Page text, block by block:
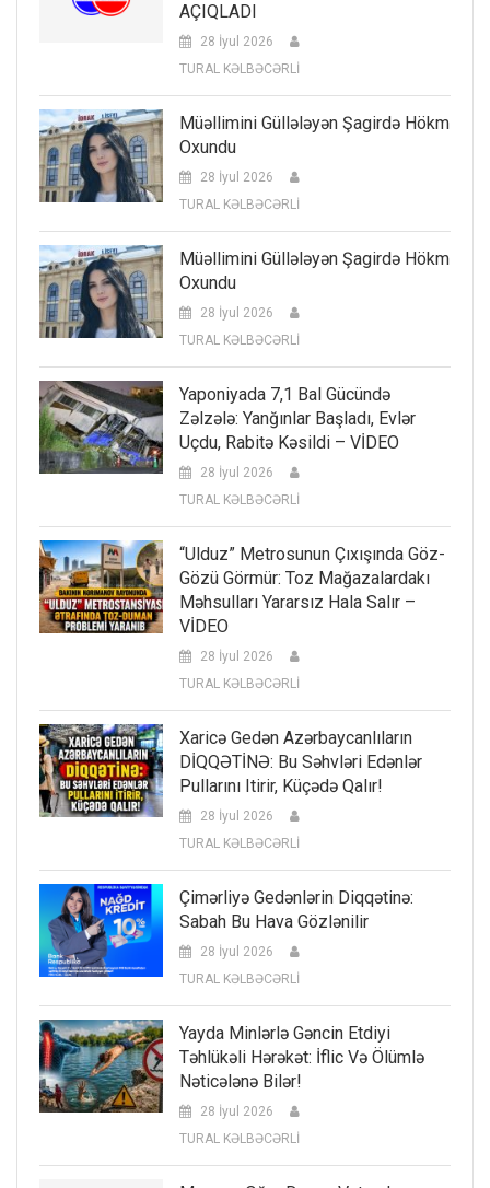
AÇIQLADI
28 İyul 2026
TURAL KƏLBƏCƏRLİ
Müəllimini Güllələyən Şagirdə Hökm
Oxundu
28 İyul 2026
TURAL KƏLBƏCƏRLİ
Müəllimini Güllələyən Şagirdə Hökm
Oxundu
28 İyul 2026
TURAL KƏLBƏCƏRLİ
Yaponiyada 7,1 Bal Gücündə
Zəlzələ: Yanğınlar Başladı, Evlər
Uçdu, Rabitə Kəsildi – VİDEO
28 İyul 2026
TURAL KƏLBƏCƏRLİ
“Ulduz” Metrosunun Çıxışında Göz-
Gözü Görmür: Toz Mağazalardakı
Məhsulları Yararsız Hala Salır –
VİDEO
28 İyul 2026
TURAL KƏLBƏCƏRLİ
Xaricə Gedən Azərbaycanlıların
DİQQƏTİNƏ: Bu Səhvləri Edənlər
Pullarını Itirir, Küçədə Qalır!
28 İyul 2026
TURAL KƏLBƏCƏRLİ
Çimərliyə Gedənlərin Diqqətinə:
Sabah Bu Hava Gözlənilir
28 İyul 2026
TURAL KƏLBƏCƏRLİ
Yayda Minlərlə Gəncin Etdiyi
Təhlükəli Hərəkət: İflic Və Ölümlə
Nəticələnə Bilər!
28 İyul 2026
TURAL KƏLBƏCƏRLİ